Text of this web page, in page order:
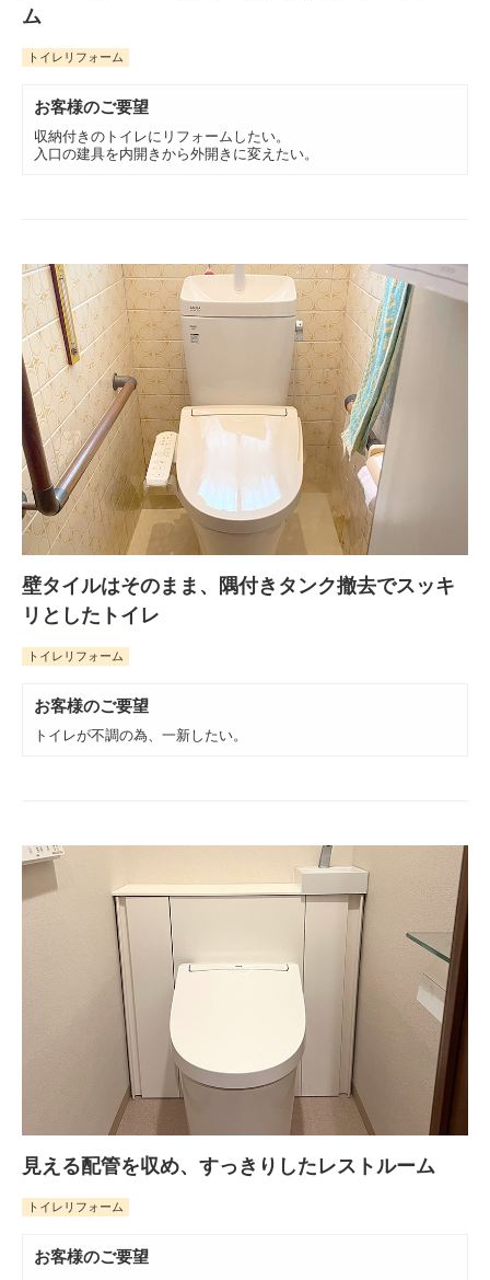
ム
トイレリフォーム
お客様のご要望
収納付きのトイレにリフォームしたい。
入口の建具を内開きから外開きに変えたい。
壁タイルはそのまま、隅付きタンク撤去でスッキ
リとしたトイレ
トイレリフォーム
お客様のご要望
トイレが不調の為、一新したい。
見える配管を収め、すっきりしたレストルーム
トイレリフォーム
お客様のご要望